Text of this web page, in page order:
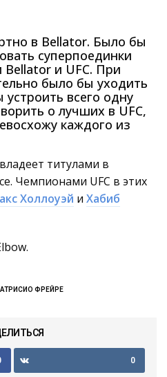
в Bellator. Было бы
суперпоединки
и UFC. При
было бы уходить
всего одну
о лучших в UFC,
каждого из
титулами в
Чемпионами UFC в этих
Холлоуэй и Хабиб
ФРЕЙРЕ
0